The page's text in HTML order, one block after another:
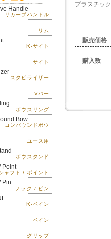
Handle
リカーブハンドル
リム
K-サイト
サイト
スタビライザー
Vバー
ボウスリング
Bow
コンパウンドボウ
ユース用
ボウスタンド
Point
ャフト / ポイント
Pin
ノック / ピン
K-ベイン
ベイン
グリップ
プラスチッ
販売価格
購入数